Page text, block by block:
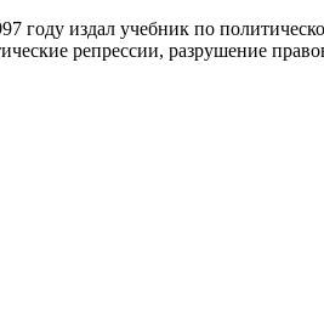
году издал учебник по
репрессии, разрушение